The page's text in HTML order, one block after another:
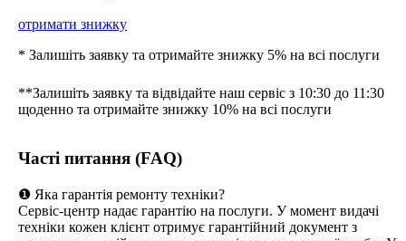
отримати знижку
* Залишіть заявку та отримайте знижку 5% на всі послуги
**Залишіть заявку та відвідайте наш сервіс з 10:30 до 11:30
щоденно та отримайте знижку 10% на всі послуги
Часті питання (FAQ)
❶ Яка гарантія ремонту техніки?
Сервіс-центр надає гарантію на послуги. У момент видачі
техніки кожен клієнт отримує гарантійний документ з